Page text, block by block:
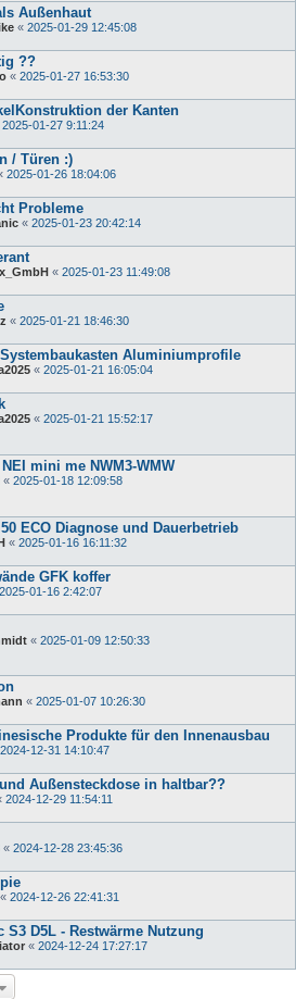
Außenhaut
« 2025-01-29 12:45:08
??
« 2025-01-27 16:53:30
der Kanten
2025-01-27 9:11:24
/ Türen :)
2025-01-26 18:04:06
Probleme
« 2025-01-23 20:42:14
« 2025-01-23 11:49:08
« 2025-01-21 18:46:30
Aluminiumprofile
« 2025-01-21 16:05:04
« 2025-01-21 15:52:17
mini me NWM3-WMW
« 2025-01-18 12:09:58
ECO Diagnose und Dauerbetrieb
« 2025-01-16 16:11:32
GFK koffer
2025-01-16 2:42:07
« 2025-01-09 12:50:33
« 2025-01-07 10:26:30
Produkte für den Innenausbau
2024-12-31 14:10:47
Außensteckdose in haltbar??
2024-12-29 11:54:11
« 2024-12-28 23:45:36
« 2024-12-26 22:41:31
S3 D5L - Restwärme Nutzung
« 2024-12-24 17:27:17